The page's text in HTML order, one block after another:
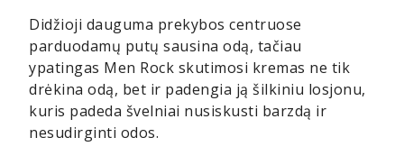
Didžioji dauguma prekybos centruose
parduodamų putų sausina odą, tačiau
ypatingas Men Rock skutimosi kremas ne tik
drėkina odą, bet ir padengia ją šilkiniu losjonu,
kuris padeda švelniai nusiskusti barzdą ir
nesudirginti odos.